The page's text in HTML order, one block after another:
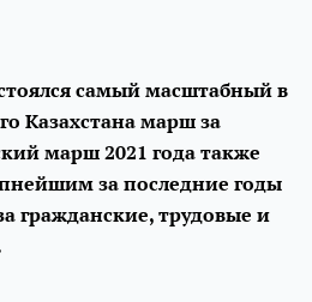
самый масштабный в
Казахстана марш за
марш 2021 года также
за последние годы
гражданские, трудовые и